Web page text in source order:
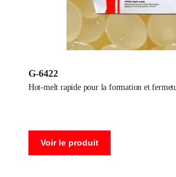
G-6422
hot-melt rapide pour la formation et
Voir le produit